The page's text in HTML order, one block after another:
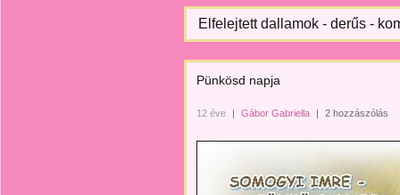
Elfelejtett dallamok - derűs -
Pünkösd napja
12 éve | Gábor Gabriella | 2 hozzászólás